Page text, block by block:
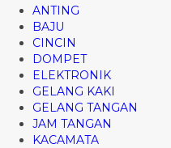
ANTING
BAJU
CINCIN
DOMPET
ELEKTRONIK
GELANG KAKI
GELANG TANGAN
JAM TANGAN
KACAMATA